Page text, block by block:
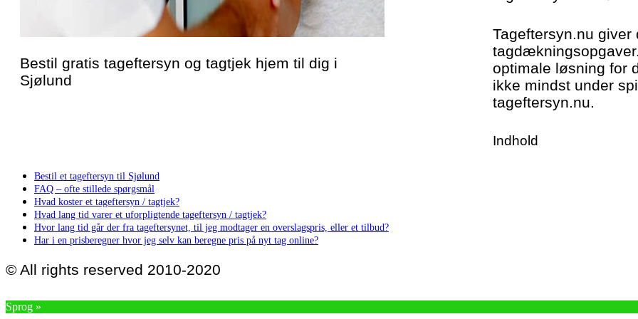
Bestil gratis tageftersyn og tagtjek hjem til dig i
Sjølund
Tageftersyn.nu
optimale løsning for
ikke mindst under
tageftersyn.nu.
Indhold
Bestil et tageftersyn til Sjølund
FAQ – ofte stillede spørgsmål
Hvad koster et tageftersyn / tagtjek?
Hvad lang tid varer et uforpligtende tageftersyn / tagtjek?
Hvor lang tid går der fra tageftersynet, til jeg modtager en overslagspris, eller et tilbud?
Har i en prisberegner hvor jeg selv kan beregne pris på nyt tag online?
© All rights reserved 2010-2020
Sprog »